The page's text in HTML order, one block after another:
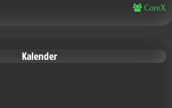
CoreX
Kalender